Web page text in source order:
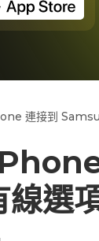
連接到
選